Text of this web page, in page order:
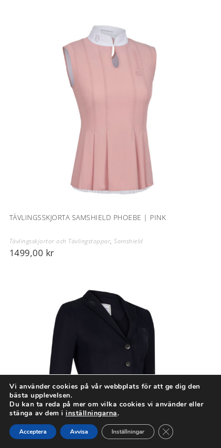
TÄVLINGSSKJORTA SAMSHIELD PHOEBE | PINK
Tävlingsskjortor och Tävlingstoppar,Samshield
1499,00 kr
Vi använder cookies på vår webbplats för att ge dig den
bästa upplevelsen.
Du kan ta reda på mer om vilka cookies vi använder eller
stänga av dem i inställningarna.
Acceptera Avvisa Inställningar Close GDPR